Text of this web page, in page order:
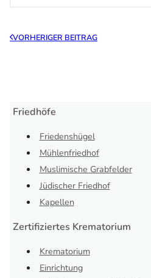
Friedhöfe
Friedenshügel
Mühlenfriedhof
Muslimische Grabfelder
Jüdischer Friedhof
Kapellen
Zertifiziertes Krematorium
Krematorium
Einrichtung
VORHERIGER BEITRAG